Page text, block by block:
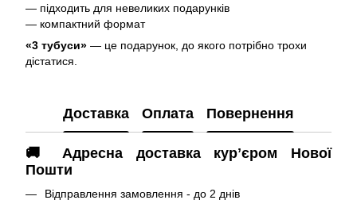
— підходить для невеликих подарунків
— компактний формат
«3 тубуси» — це подарунок, до якого потрібно трохи
дістатися.
Доставка Оплата Повернення
🚚 Адресна доставка курʼєром Нової
Пошти
Відправлення замовлення - до 2 днів